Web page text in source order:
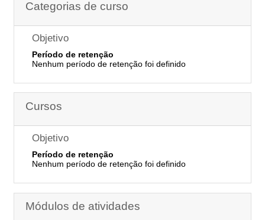
Categorias de curso
Objetivo
Período de retenção
Nenhum período de retenção foi definido
Cursos
Objetivo
Período de retenção
Nenhum período de retenção foi definido
Módulos de atividades